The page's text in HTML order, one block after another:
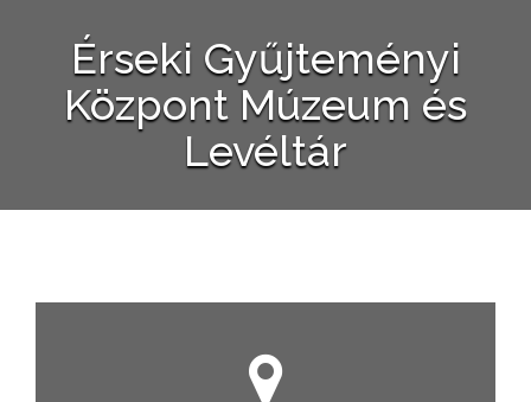
Érseki Gyűjteményi
Központ Múzeum és
Levéltár